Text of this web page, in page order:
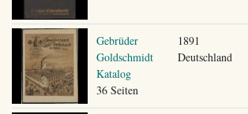
Gebrüder
Goldschmidt
Katalog
36 Seiten
1891
Deutschland